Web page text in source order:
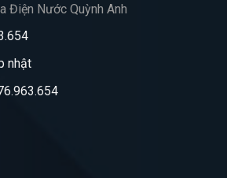
Điện Nước Quỳnh Anh
nhật